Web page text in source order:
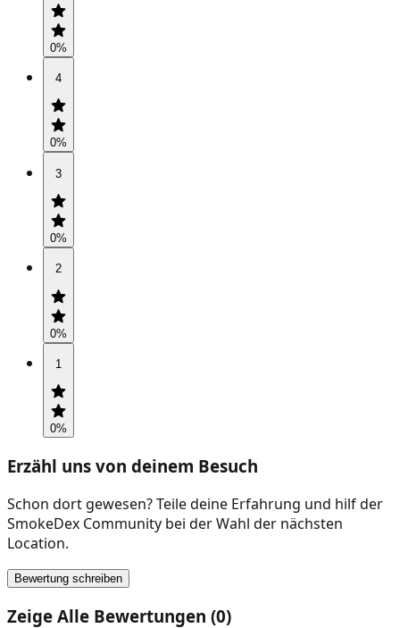
0%
4
0%
3
0%
2
0%
1
0%
Erzähl uns von deinem Besuch
Schon dort gewesen? Teile deine Erfahrung und hilf der
SmokeDex Community bei der Wahl der nächsten
Location.
Bewertung schreiben
Zeige Alle Bewertungen (0)